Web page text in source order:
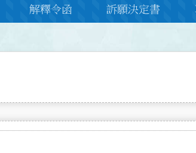
解釋令函 訴願決定書